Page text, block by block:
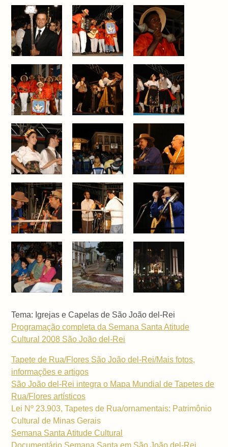
Tema: Igrejas e Capelas de São João del-Rei
Programação completa da Semana Santa Atitude
Cultural 2008 São João del-Rei
Tapete de Rua/Flores São João del-Rei/Mais fotos,
informações e artigos
São João del-Rei integra o Mapa Mundial de Tapetes de
Rua/Flores artísticos
Lei Nº 23.903, Tapetes de Rua/ornamentais: Patrimônio
Cultural de Minas Gerais
Semana Santa Atitude Cultural